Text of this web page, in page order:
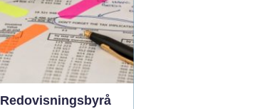
Redovisningsbyrå